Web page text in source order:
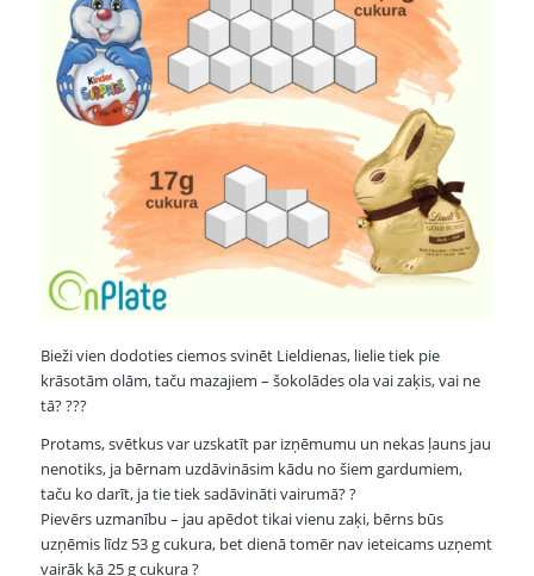
Bieži vien dodoties ciemos svinēt Lieldienas, lielie tiek pie
krāsotām olām, taču mazajiem – šokolādes ola vai zaķis, vai ne
tā????
Protams, svētkus var uzskatīt par izņēmumu un nekas ļauns jau
nenotiks, ja bērnam uzdāvināsim kādu no šiem gardumiem,
taču ko darīt, ja tie tiek sadāvināti vairumā??
Pievērs uzmanību – jau apēdot tikai vienu zaķi, bērns būs
uzņēmis līdz 53 g cukura, bet dienā tomēr nav ieteicams uzņemt
vairāk kā 25 g cukura?